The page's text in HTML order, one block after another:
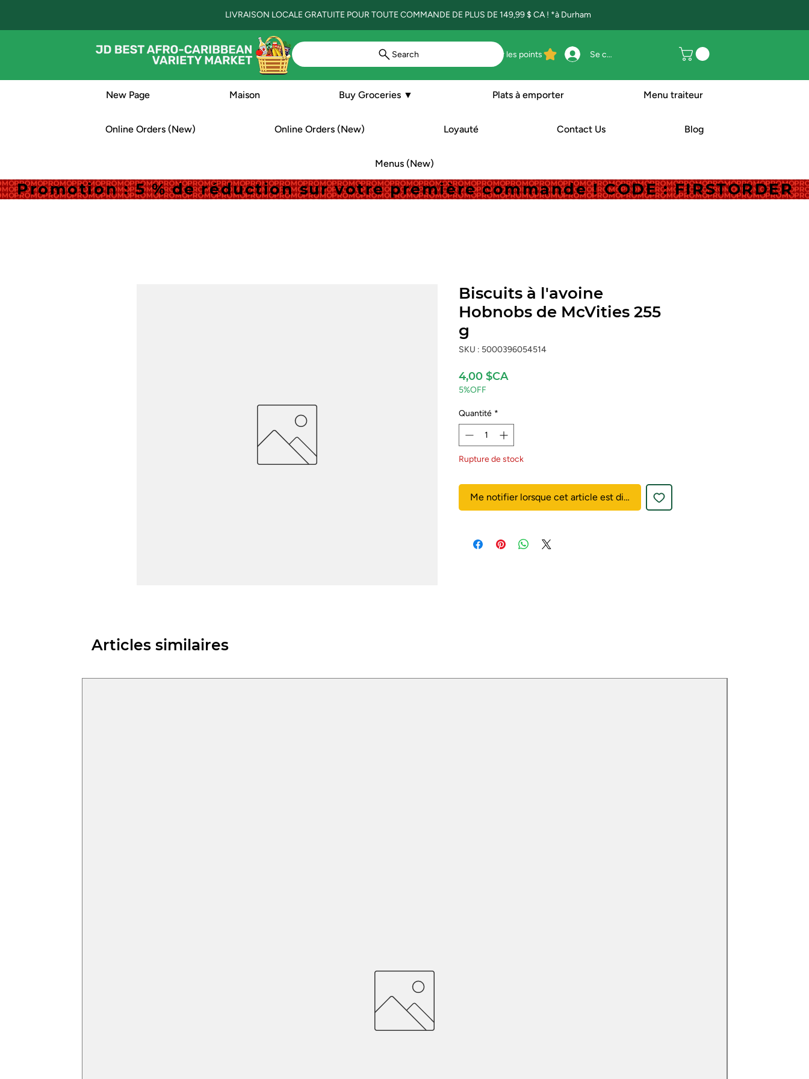
LIVRAISON LOCALE GRATUITE POUR TOUTE COMMANDE DE PLUS DE 149,99 $ CA ! *à Durham
Voir les points Se connecter
Search
New Page Maison Buy Groceries ▼ Plats à emporter Menu traiteur
Online Orders (New) Online Orders (New) Loyauté Contact Us Blog
Menus (New)
Promotion : 5 % de réduction sur votre première commande ! CODE : FIRSTORDER
Promotion : 5 % de réduction sur votre première commande ! CODE : FIRSTORDER
Biscuits à l'avoine
Hobnobs de McVities 255
g
SKU : 5000396054514
4,00 $CAPrix
5%OFF
Quantité *
Rupture de stock
Me notifier lorsque cet article est disponible
Articles similaires